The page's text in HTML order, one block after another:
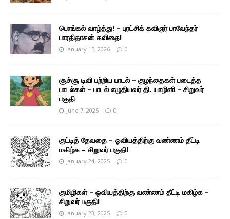
பொங்கல் வாழ்த்து! – புரட்சிக் கவிஞர் பாவேந்தர்
பாரதிதாசன் கவிதை!
January 15, 2026 0
சூச்சூ டிவி பற்றிய பாடல் – குழந்தைகள் படைத்த
பாடல்கள் – பாடல் எழுதியவர் தி. யாழினி – சிறுவர்
பகுதி
June 7, 2025 0
குட்டித் தேவதை – ஓவியத்திற்கு வண்ணம் தீட்டி
மகிழ்க – சிறுவர் பகுதி!
January 24, 2025 0
குமிழிகள் – ஓவியத்திற்கு வண்ணம் தீட்டி மகிழ்க –
சிறுவர் பகுதி!
January 23, 2025 0